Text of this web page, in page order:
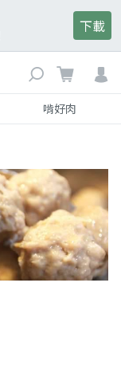
下載
啃好肉